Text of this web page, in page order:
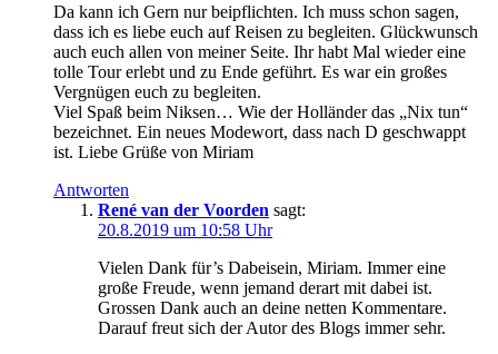
Da kann ich Gern nur beipflichten. Ich muss schon sagen,
dass ich es liebe euch auf Reisen zu begleiten. Glückwunsch
auch euch allen von meiner Seite. Ihr habt Mal wieder eine
tolle Tour erlebt und zu Ende geführt. Es war ein großes
Vergnügen euch zu begleiten.
Viel Spaß beim Niksen… Wie der Holländer das „Nix tun“
bezeichnet. Ein neues Modewort, dass nach D geschwappt
ist. Liebe Grüße von Miriam
Antworten
René van der Voorden sagt:
20.8.2019 um 10:58 Uhr
Vielen Dank für’s Dabeisein, Miriam. Immer eine
große Freude, wenn jemand derart mit dabei ist.
Grossen Dank auch an deine netten Kommentare.
Darauf freut sich der Autor des Blogs immer sehr.